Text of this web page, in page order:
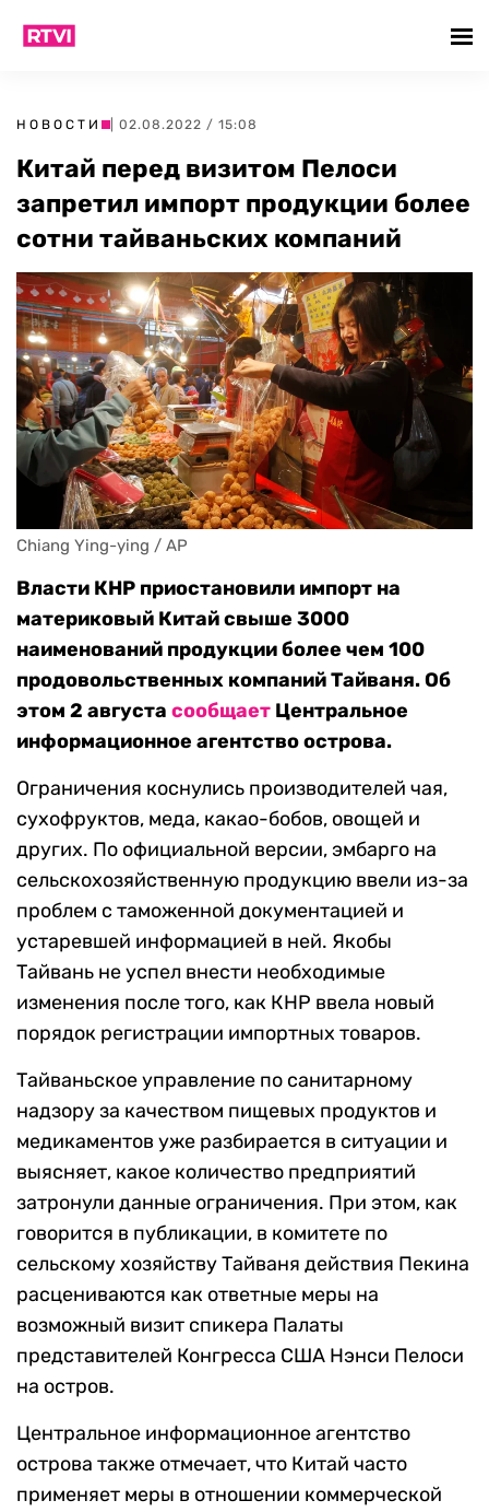
НОВОСТИ | 02.08.2022 / 15:08
Китай перед визитом Пелоси
запретил импорт продукции более
сотни тайваньских компаний
Chiang Ying-ying / AP
Власти КНР приостановили импорт на
материковый Китай свыше 3000
наименований продукции более чем 100
продовольственных компаний Тайваня. Об
этом 2 августа сообщает Центральное
информационное агентство острова.
Ограничения коснулись производителей чая,
сухофруктов, меда, какао-бобов, овощей и
других. По официальной версии, эмбарго на
сельскохозяйственную продукцию ввели из-за
проблем с таможенной документацией и
устаревшей информацией в ней. Якобы
Тайвань не успел внести необходимые
изменения после того, как КНР ввела новый
порядок регистрации импортных товаров.
Тайваньское управление по санитарному
надзору за качеством пищевых продуктов и
медикаментов уже разбирается в ситуации и
выясняет, какое количество предприятий
затронули данные ограничения. При этом, как
говорится в публикации, в комитете по
сельскому хозяйству Тайваня действия Пекина
расцениваются как ответные меры на
возможный визит спикера Палаты
представителей Конгресса США Нэнси Пелоси
на остров.
Центральное информационное агентство
острова также отмечает, что Китай часто
применяет меры в отношении коммерческой